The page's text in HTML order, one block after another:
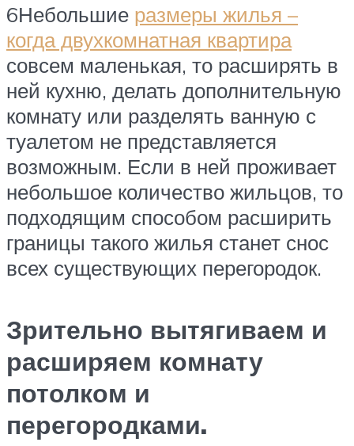
6Небольшие размеры жилья –
когда двухкомнатная квартира
совсем маленькая, то расширять в
ней кухню, делать дополнительную
комнату или разделять ванную с
туалетом не представляется
возможным. Если в ней проживает
небольшое количество жильцов, то
подходящим способом расширить
границы такого жилья станет снос
всех существующих перегородок.
Зрительно вытягиваем и
расширяем комнату
потолком и
перегородками.